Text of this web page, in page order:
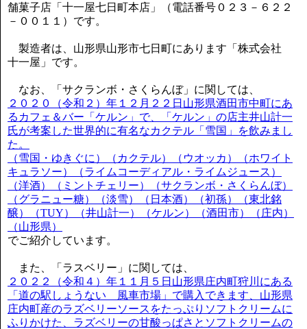
舗菓子店「十一屋七日町本店」（電話番号０２３－６２２
－００１１）です。
製造者は、山形県山形市七日町にあります「株式会社
十一屋」です。
なお、「サクランボ・さくらんぼ」に関しては、
２０２０（令和２）年１２月２２日山形県酒田市中町にあ
るカフェ＆バー「ケルン」で、「ケルン」の店主井山計一
氏が考案した世界的に有名なカクテル「雪国」を飲みまし
た。
（雪国・ゆきぐに）（カクテル）（ウオッカ）（ホワイト
キュラソー）（ライムコーディアル・ライムジュース）
（洋酒）（ミントチェリー）（サクランボ・さくらんぼ）
（グラニュー糖）（淡雪）（日本酒）（初孫）（東北銘
醸）（TUY）（井山計一）（ケルン）（酒田市）（庄内）
（山形県）
でご紹介しています。
また、「ラスベリー」に関しては、
２０２２（令和４）年１１月５日山形県庄内町狩川にある
「道の駅しょうない 風車市場」で購入できます、山形県
庄内町産のラズベリーソースをたっぷりソフトクリームに
ふりかけた、ラズベリーの甘酸っぱさとソフトクリームの